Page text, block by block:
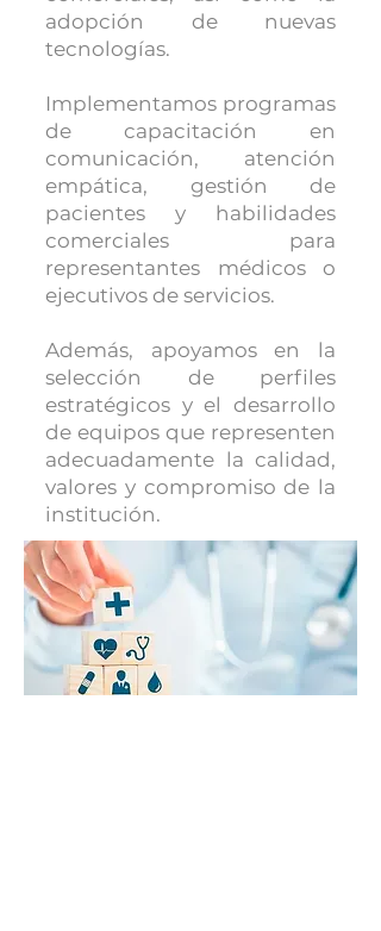
adopción de nuevas
tecnologías.
Implementamos programas
de capacitación en
comunicación, atención
empática, gestión de
pacientes y habilidades
comerciales para
representantes médicos o
ejecutivos de servicios.
Además, apoyamos en la
selección de perfiles
estratégicos y el desarrollo
de equipos que representen
adecuadamente la calidad,
valores y compromiso de la
institución.